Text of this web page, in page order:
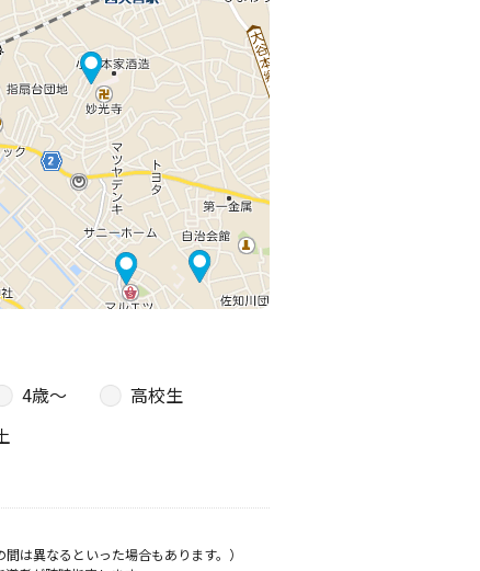
4歳〜
高校生
は異なるといった場合もあります。）